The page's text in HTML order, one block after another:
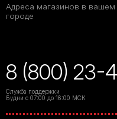
Адреса магазинов в вашем
городе
8 (800) 23-
Служба поддержки
Будни с 07:00 до 16:00 МСК